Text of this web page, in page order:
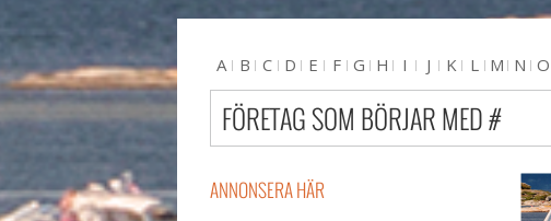
A B C D E F G H I J K L M N O
U V W X Y Z #
FÖRETAG SOM BÖRJAR MED #
ANNONSERA HÄR